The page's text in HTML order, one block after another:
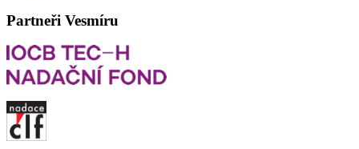
Partneři Vesmíru